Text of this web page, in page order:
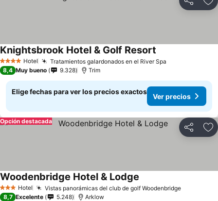
Compartir
4 EstrellasHotel Tratamientos galardonados en el River Spa
Knightsbrook Hotel & Golf Resort
8,4 Muy bueno 9.328 Trim
Elige fechas para ver los precios exactos
Ver precios
Compartir
Opción destacada
3 Estrellas
Hotel Vistas panorámicas del club de golf Woodenbridge
Woodenbridge Hotel & Lodge
8,7 Excelente 5.248 Arklow